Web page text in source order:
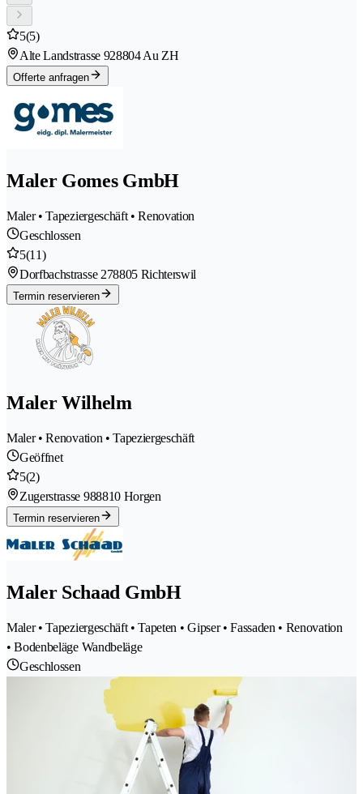
5(5)
Alte Landstrasse 928804 Au ZH
Offerte anfragen
Maler Gomes GmbH
Maler • Tapeziergeschäft • Renovation
Geschlossen
5(11)
Dorfbachstrasse 278805 Richterswil
Termin reservieren
Maler Wilhelm
Maler • Renovation • Tapeziergeschäft
Geöffnet
5(2)
Zugerstrasse 988810 Horgen
Termin reservieren
Maler Schaad GmbH
Maler • Tapeziergeschäft • Tapeten • Gipser • Fassaden • Renovation
• Bodenbeläge Wandbeläge
Geschlossen